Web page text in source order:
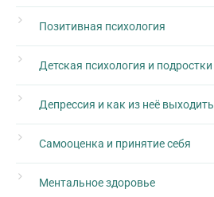
Позитивная психология
Детская психология и подростки
Депрессия и как из неё выходить
Самооценка и принятие себя
Ментальное здоровье